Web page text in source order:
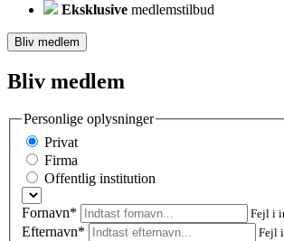
Eksklusive medlemstilbud
Bliv medlem
Bliv medlem
Personlige oplysninger
Privat
Firma
Offentlig institution
Fornavn* Fejl i
Efternavn* Fejl